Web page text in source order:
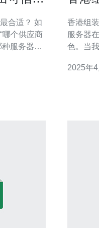
合适？ 如
哪个供应商
种服务器最
经过市场
香港组装服务
服务器
色。当
国际化
2025年4